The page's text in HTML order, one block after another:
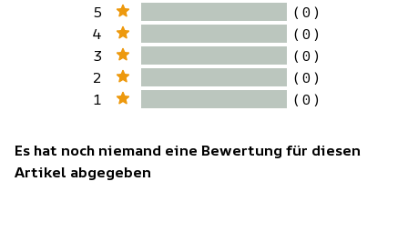
5
( 0 )
4
( 0 )
3
( 0 )
2
( 0 )
1
( 0 )
Es hat noch niemand eine Bewertung für diesen
Artikel abgegeben